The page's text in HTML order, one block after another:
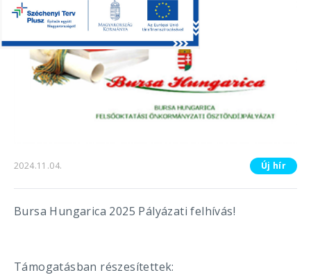
2024.11.04. Új hír
Bursa Hungarica 2025 Pályázati felhívás!
Támogatásban részesítettek: